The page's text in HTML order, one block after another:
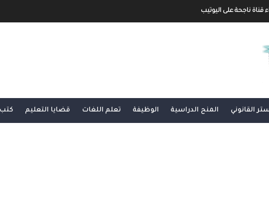
ناجحة على اليوتيب
بلوجر
مدونة بلوجر و الربح منها
و الربح منه شرح شامل و مفصل
القانوني المنح الدراسية الوظيفة تعلم اللغات قضايا التعليم كتب